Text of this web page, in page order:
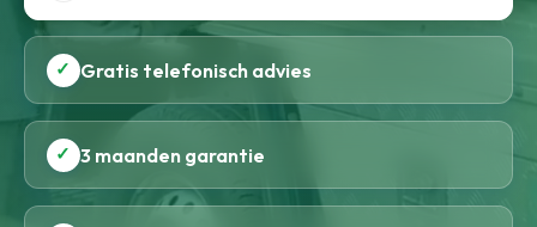
✓ Gratis telefonisch advies
✓ 3 maanden garantie